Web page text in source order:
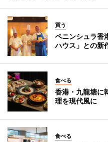
買う
ペニンシュラ香
ハウス」との新
食べる
香港・九龍塘
理を現代風に
食べる